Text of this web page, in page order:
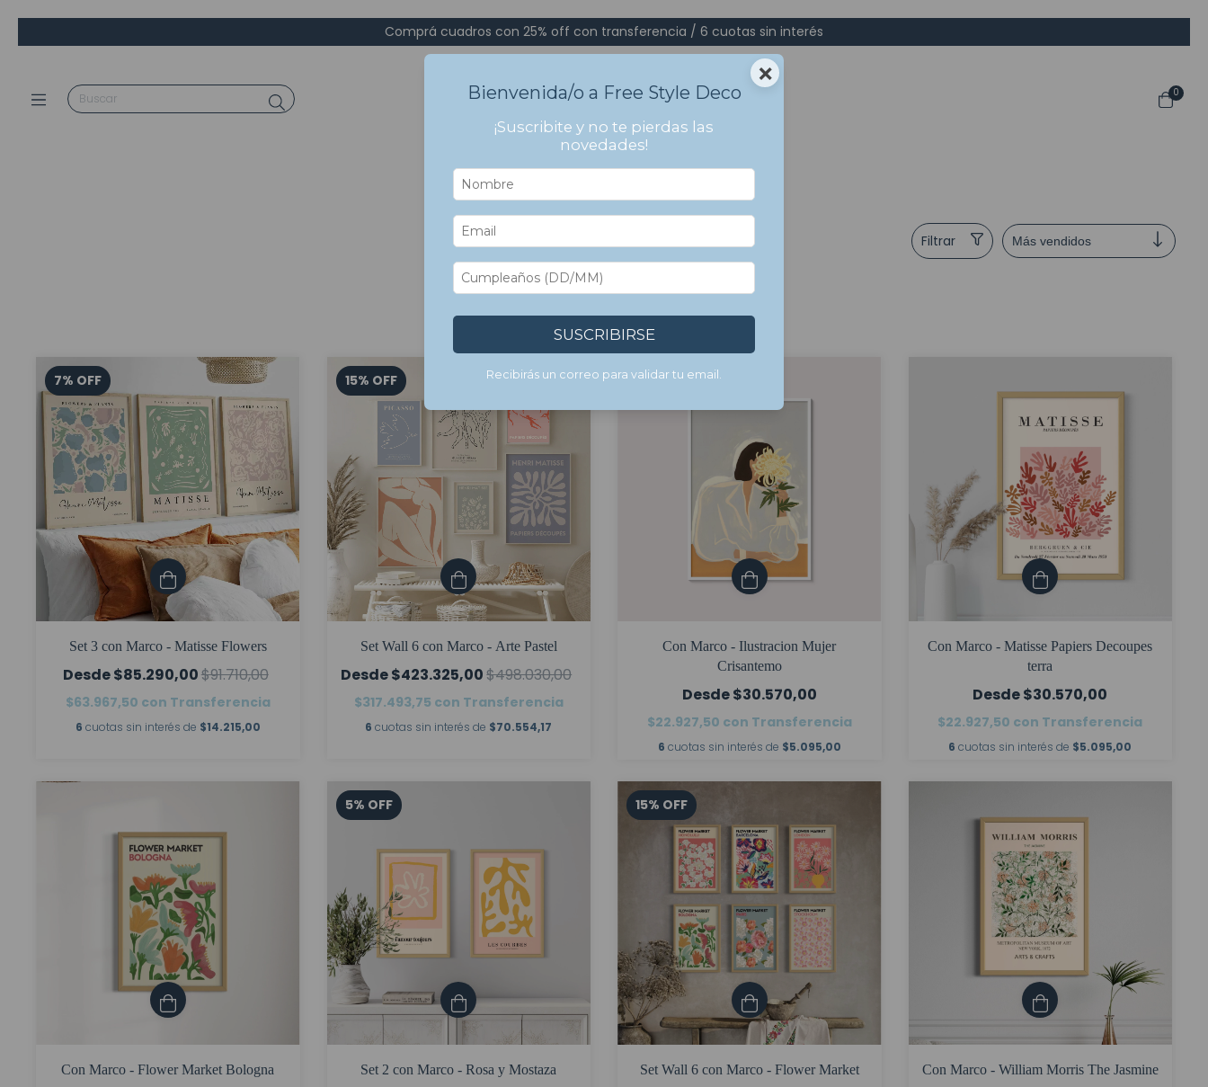
Comprá cuadros con 25% off con transferencia / 6 cuotas sin interés
0
Pasteles Filtrar
7% OFF
Set 3 con Marco - Matisse Flowers
$85.290,00$91.710,00
$63.967,50 con Transferencia
6 cuotas sin interés de $14.215,00
15% OFF
Set Wall 6 con Marco - Arte Pastel
$423.325,00$498.030,00
$317.493,75 con Transferencia
6 cuotas sin interés de $70.554,17
Con Marco - Ilustracion Mujer
Crisantemo
$30.570,00
$22.927,50 con Transferencia
6 cuotas sin interés de $5.095,00
Con Marco - Matisse Papiers Decoupes
terra
$30.570,00
$22.927,50 con Transferencia
6 cuotas sin interés de $5.095,00
Con Marco - Flower Market Bologna
5% OFF
Set 2 con Marco - Rosa y Mostaza
15% OFF
Set Wall 6 con Marco - Flower Market Con Marco - William Morris The Jasmine
×
Bienvenida/o a Free Style Deco
¡Suscribite y no te pierdas las
novedades!
SUSCRIBIRSE
Recibirás un correo para validar tu email.